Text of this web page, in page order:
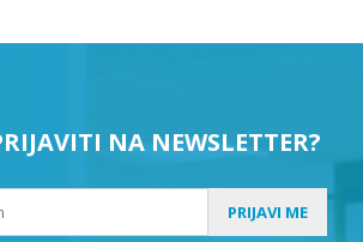
NA NEWSLETTER?
PRIJAVI ME